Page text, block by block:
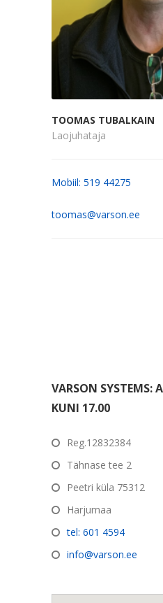
TOOMAS TUBALKAIN
Laojuhataja
Mobiil: 519 44275
toomas@varson.ee
VARSON SYSTEMS:
KUNI 17.00
Reg.12832384
Tähnase tee 2
Peetri küla 75312
Harjumaa
tel: 601 4594
info@varson.ee